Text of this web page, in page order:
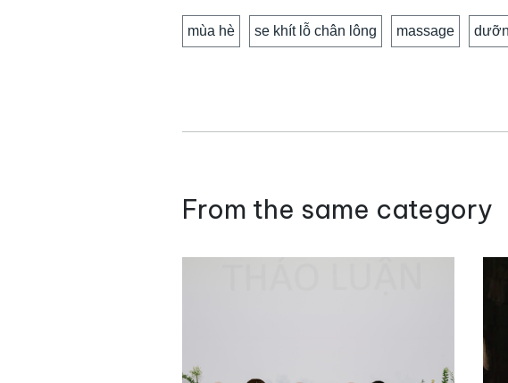
mùa hè se khít lỗ chân lông massage
From the same category